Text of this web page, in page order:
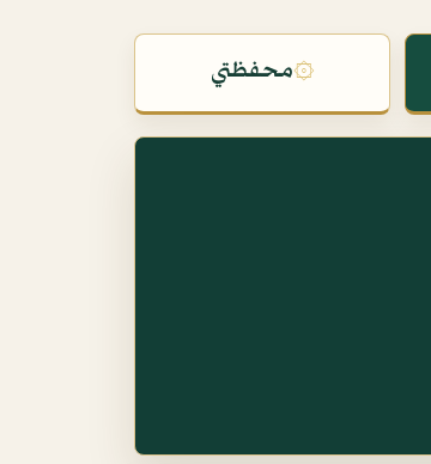
۞محفظتي